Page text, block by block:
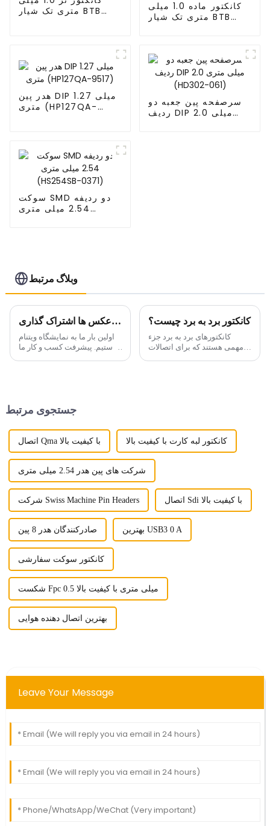
متری تک شیار BTB
کانکتور ماده 1.0 میلی
متری تک شیار BTB
هدر پین DIP 1.27 میلی
متری (HP127QA-
سرصفحه پین ​​جعبه دو
ردیف DIP 2.0 میلی
سوکت SMD دو ردیفه
2.54 میلی متری
وبلاگ مرتبط
عکس ها اشتراک گذاری CEIT&ECPE در ویتنام
اولین بار ما به نمایشگاه ویتنام
پیوستیم. پیشرفت کسب و کار ما
کانکتور برد به برد چیست؟
کانکتورهای برد به برد جزء
مهمی هستند که برای اتصالات
جستجوی مرتبط
اتصال Qma با کیفیت بالا کانکتور لبه کارت با کیفیت بالا
شرکت های پین هدر 2.54 میلی متری
شرکت Swiss Machine Pin Headers اتصال Sdi با کیفیت بالا
صادرکنندگان هدر 8 پین بهترین USB3 0 A
کانکتور سوکت سفارشی
شکست Fpc 0.5 میلی متری با کیفیت بالا
بهترین اتصال دهنده هوایی
Leave Your Message